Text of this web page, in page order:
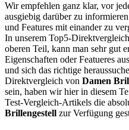
Wir empfehlen ganz klar, vor
ausgiebig darüber zu
und Features mit einander zu
In unserem Top5-
oberen Teil, kann man sehr gut
Eigenschaften oder Featueres
und sich das richtige
Direktvergleich von Damen
sein, haben wir hier in diesem
Test-Vergleich-Artikels die
Brillengestell zur Verfügung